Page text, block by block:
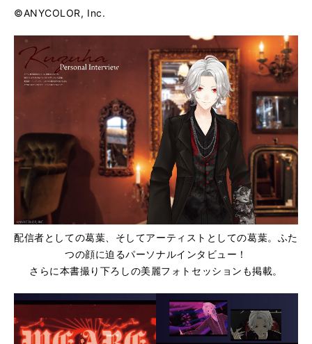
©️ANYCOLOR, Inc.
配信者としての葛葉、そしてアーティストとしての葛葉。ふた
つの顔に迫るパーソナルインタビュー！
さらに本書撮り下ろしの美麗フォトセッションも掲載。